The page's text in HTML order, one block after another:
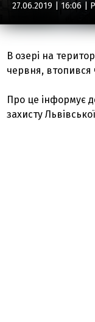
27.06.2019 | 16:06 |
В озері на
червня, втопився
Про це інформує
захисту